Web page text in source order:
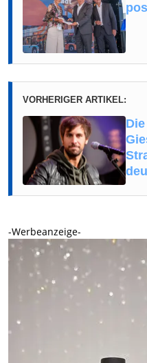
VORHERIGER ARTIKEL:
-Werbeanzeige-